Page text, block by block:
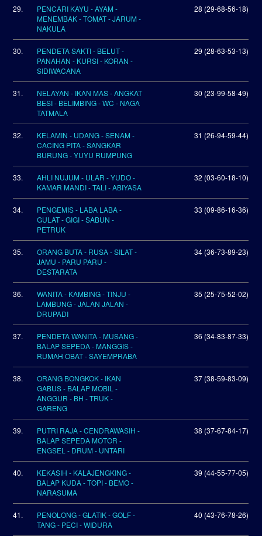
29.
PENCARI KAYU - AYAM -
MENEMBAK - TOMAT - JARUM -
NAKULA
28 (29-68-56-18)
30.
PENDETA SAKTI - BELUT -
PANAHAN - KURSI - KORAN -
SIDIWACANA
29 (28-63-53-13)
31.
NELAYAN - IKAN MAS - ANGKAT
BESI - BELIMBING - WC - NAGA
TATMALA
30 (23-99-58-49)
32.
KELAMIN - UDANG - SENAM -
CACING PITA - SANGKAR
BURUNG - YUYU RUMPUNG
31 (26-94-59-44)
33.
AHLI NUJUM - ULAR - YUDO -
KAMAR MANDI - TALI - ABIYASA
32 (03-60-18-10)
34.
PENGEMIS - LABA LABA -
GULAT - GIGI - SABUN -
PETRUK
33 (09-86-16-36)
35.
ORANG BUTA - RUSA - SILAT -
JAMU - PARU PARU -
DESTARATA
34 (36-73-89-23)
36.
WANITA - KAMBING - TINJU -
LAMBUNG - JALAN JALAN -
DRUPADI
35 (25-75-52-02)
37.
PENDETA WANITA - MUSANG -
BALAP SEPEDA - MANGGIS -
RUMAH OBAT - SAYEMPRABA
36 (34-83-87-33)
38.
ORANG BONGKOK - IKAN
GABUS - BALAP MOBIL -
ANGGUR - BH - TRUK -
GARENG
37 (38-59-83-09)
39.
PUTRI RAJA - CENDRAWASIH -
BALAP SEPEDA MOTOR -
ENGSEL - DRUM - UNTARI
38 (37-67-84-17)
40.
KEKASIH - KALAJENGKING -
BALAP KUDA - TOPI - BEMO -
NARASUMA
39 (44-55-77-05)
41.
PENOLONG - GLATIK - GOLF -
TANG - PECI - WIDURA
40 (43-76-78-26)